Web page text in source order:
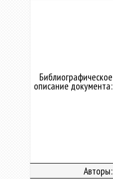
Библиографическое
описание документа:
Авторы: